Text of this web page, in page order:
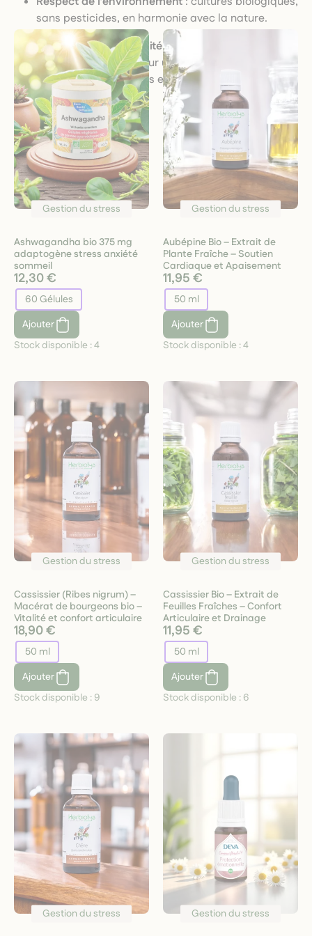
sans pesticides, en harmonie avec la nature.
Authenticité & durabilité: chaque formule porte
notre engagement pour une approche naturelle,
respectueuse du corps et de l’esprit.
Gestion du stress
Ashwagandha bio 375 mg
adaptogène stress anxiété
sommeil
12,30 €
60 Gélules
Ajouter
Stock disponible :4
Gestion du stress
Aubépine Bio – Extrait de
Plante Fraîche – Soutien
Cardiaque et Apaisement
11,95 €
50 ml
Ajouter
Stock disponible :4
Gestion du stress
Cassissier (Ribes nigrum) –
Macérat de bourgeons bio –
Vitalité et confort articulaire
18,90 €
50 ml
Ajouter
Stock disponible : 9
Gestion du stress
Cassissier Bio – Extrait de
Feuilles Fraîches – Confort
Articulaire et Drainage
11,95 €
50 ml
Ajouter
Stock disponible : 6
Gestion du stress Gestion du stress